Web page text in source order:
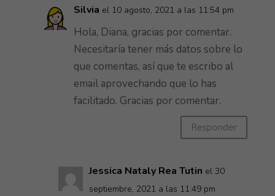
Silvia el 10 agosto, 2021 a las 11:54 pm
Hola, Diana, gracias por comentar.
Necesitaría tener más datos sobre lo
que comentas, así que te escribo al
email aprovechando que lo has
facilitado. Gracias por comentar.
Responder
Jessica Nataly Rea Tutin el 30
septiembre, 2021 a las 11:49 pm